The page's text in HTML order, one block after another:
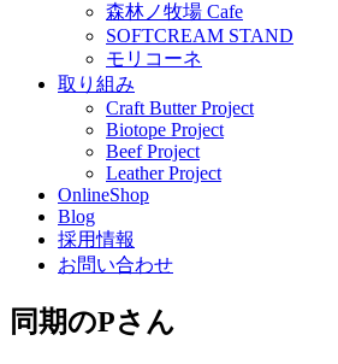
森林ノ牧場 Cafe
SOFTCREAM STAND
モリコーネ
取り組み
Craft Butter Project
Biotope Project
Beef Project
Leather Project
OnlineShop
Blog
採用情報
お問い合わせ
同期のPさん